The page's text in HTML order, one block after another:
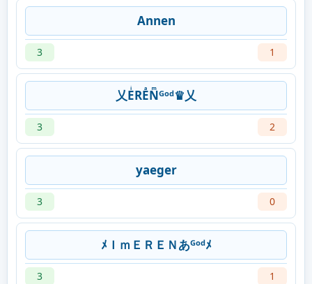
Annen
3 1
乂EͥREͣNͫᴳᵒᵈ♛乂
3 2
yaeger
3 0
ﾒＩｍＥＲＥＮあᴳᵒᵈﾒ
3 1